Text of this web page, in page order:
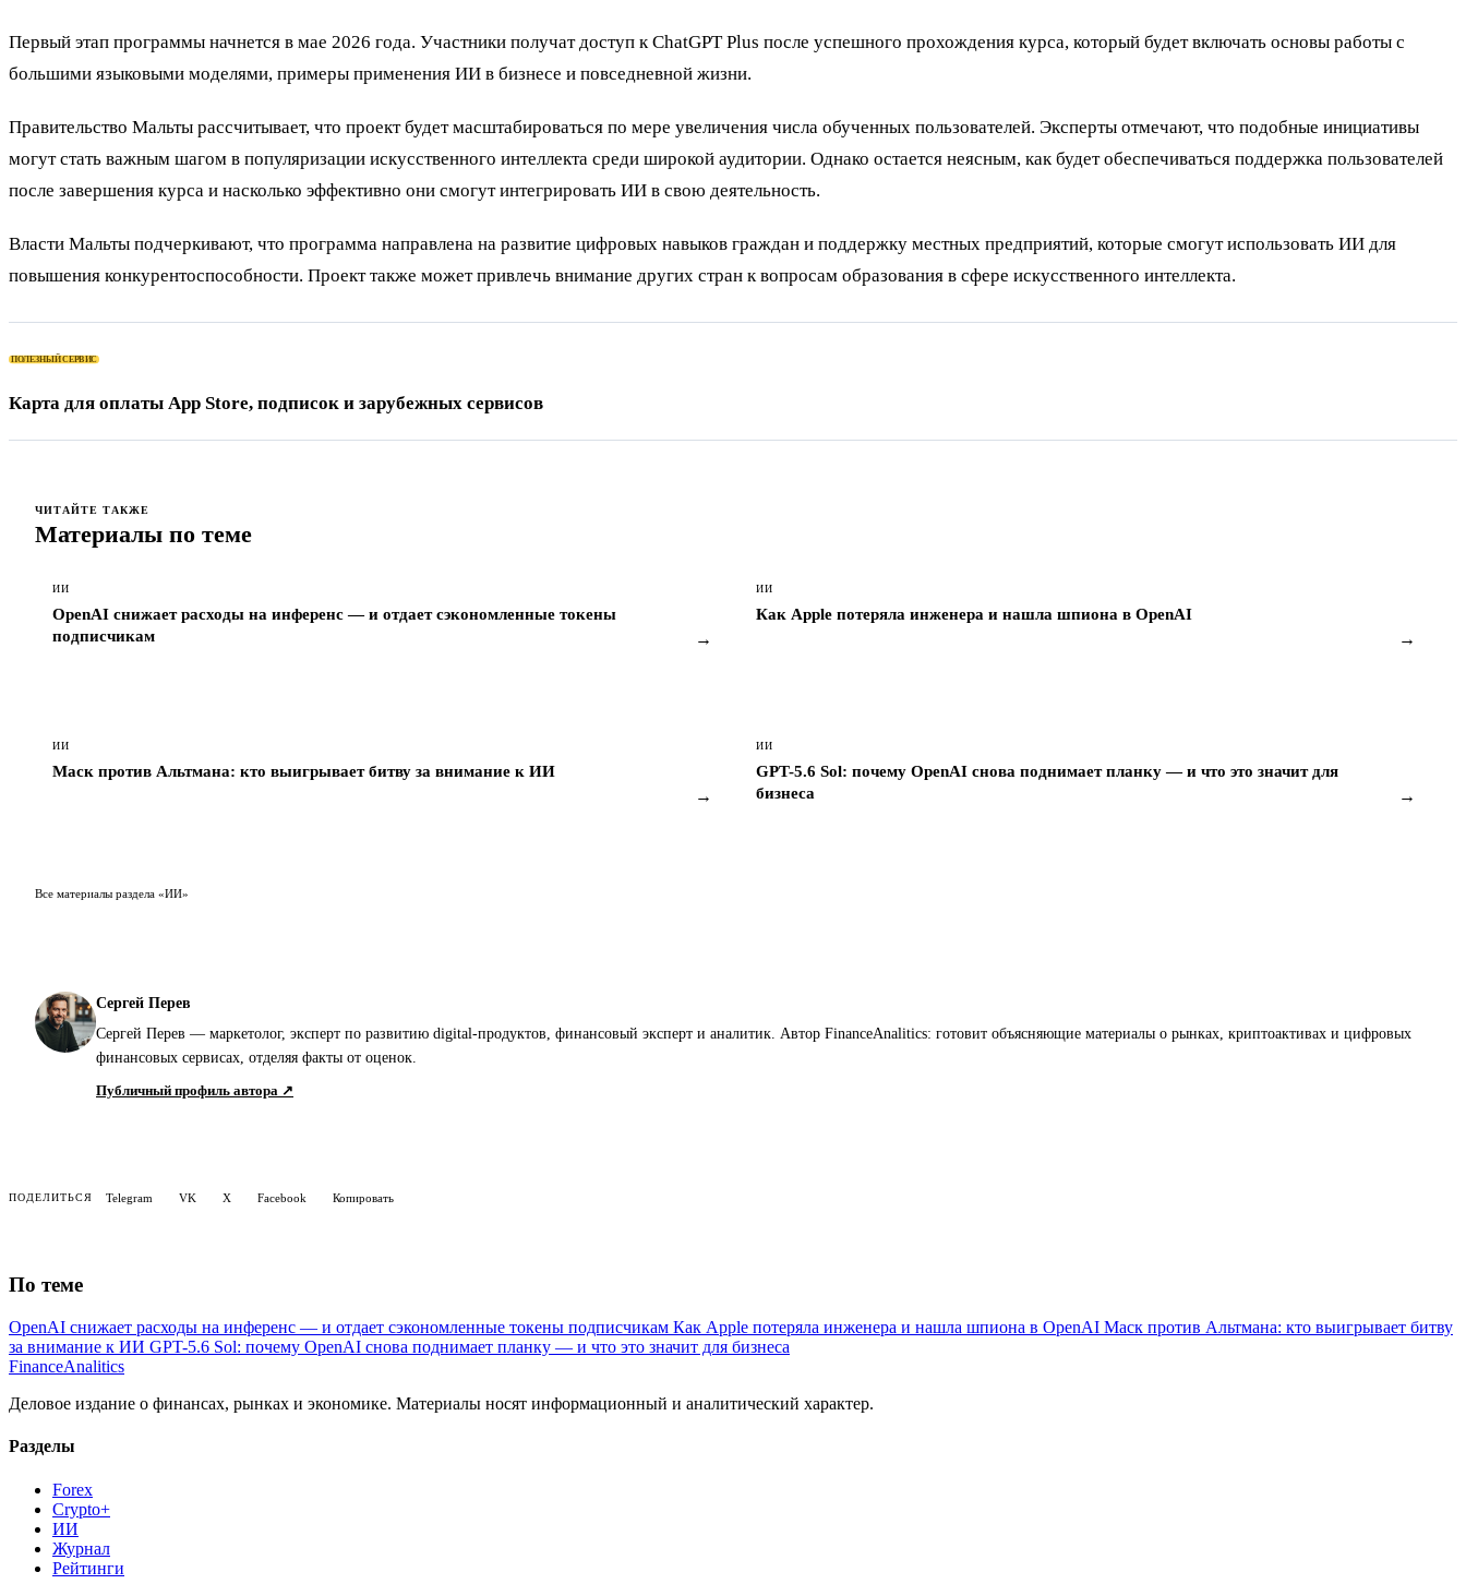
Первый этап программы начнется в мае 2026 года. Участники получат доступ к ChatGPT Plus после успешного прохождения курса, который будет включать основы работы с
большими языковыми моделями, примеры применения ИИ в бизнесе и повседневной жизни.
Правительство Мальты рассчитывает, что проект будет масштабироваться по мере увеличения числа обученных пользователей. Эксперты отмечают, что подобные инициативы
могут стать важным шагом в популяризации искусственного интеллекта среди широкой аудитории. Однако остается неясным, как будет обеспечиваться поддержка пользователей
после завершения курса и насколько эффективно они смогут интегрировать ИИ в свою деятельность.
Власти Мальты подчеркивают, что программа направлена на развитие цифровых навыков граждан и поддержку местных предприятий, которые смогут использовать ИИ для
повышения конкурентоспособности. Проект также может привлечь внимание других стран к вопросам образования в сфере искусственного интеллекта.
ПОЛЕЗНЫЙ СЕРВИС
Карта для оплаты App Store, подписок и зарубежных сервисов
ЧИТАЙТЕ ТАКЖЕ
Материалы по теме
ИИ
OpenAI снижает расходы на инференс — и отдает сэкономленные токены
подписчикам
→
ИИ
Как Apple потеряла инженера и нашла шпиона в OpenAI
→
ИИ
Маск против Альтмана: кто выигрывает битву за внимание к ИИ
→
ИИ
GPT-5.6 Sol: почему OpenAI снова поднимает планку — и что это значит для
бизнеса
→
Все материалы раздела «ИИ»
Сергей Перев
Сергей Перев — маркетолог, эксперт по развитию digital-продуктов, финансовый эксперт и аналитик. Автор FinanceAnalitics: готовит объясняющие материалы о рынках, криптоактивах и цифровых
финансовых сервисах, отделяя факты от оценок.
Публичный профиль автора ↗
ПОДЕЛИТЬСЯ Telegram VK X Facebook Копировать
По теме
OpenAI снижает расходы на инференс — и отдает сэкономленные токены подписчикам Как Apple потеряла инженера и нашла шпиона в OpenAI Маск против Альтмана: кто выигрывает битву
за внимание к ИИ GPT-5.6 Sol: почему OpenAI снова поднимает планку — и что это значит для бизнеса
FinanceAnalitics
Деловое издание о финансах, рынках и экономике. Материалы носят информационный и аналитический характер.
Разделы
Forex
Crypto+
ИИ
Журнал
Рейтинги